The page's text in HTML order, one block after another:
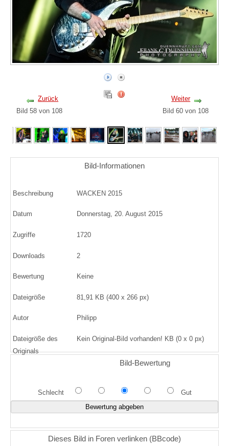
Zurück
Bild 58 von 108
Weiter
Bild 60 von 108
Bild-Informationen
Beschreibung WACKEN 2015
Datum Donnerstag, 20. August 2015
Zugriffe 1720
Downloads 2
Bewertung Keine
Dateigröße 81,91 KB (400 x 266 px)
Autor Philipp
Dateigröße des
Originals
Kein Original-Bild vorhanden! KB (0 x 0 px)
Bild-Bewertung
Schlecht Gut
Dieses Bild in Foren verlinken (BBcode)